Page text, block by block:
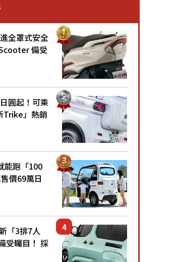
全罩式安全
備受
流線設計與
的新款
圓起！可乘
Trike」熱銷
款！「養車
公里」「小
能跑「100
價69萬日
大受歡
？
「3排7人
受矚目！ 採
剛好的車